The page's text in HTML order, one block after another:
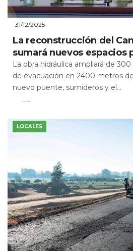
31/12/2025
La reconstrucción del
sumará nuevos espacios
La obra hidráulica ampliará de
de evacuación en 2400 metros
nuevo puente, sumideros y el...
Leer Más
LOCALES